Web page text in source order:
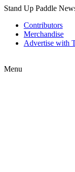
Stand Up Paddle
Contributors
Merchandise
Advertise with
Menu